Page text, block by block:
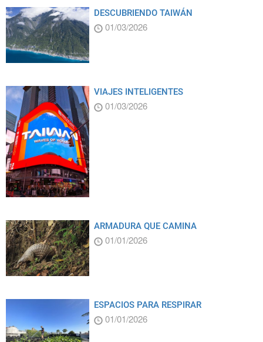
DESCUBRIENDO TAIWÁN
01/03/2026
VIAJES INTELIGENTES
01/03/2026
ARMADURA QUE CAMINA
01/01/2026
ESPACIOS PARA RESPIRAR
01/01/2026